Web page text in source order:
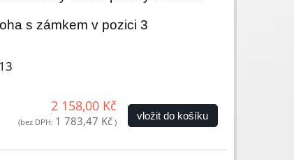
s zámkem v pozici 3
2 158,00 Kč
(bez DPH: 1 783,47 Kč)
vložit do košíku